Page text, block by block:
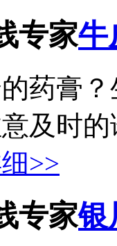
专家牛
药膏
及时
>>
专家银